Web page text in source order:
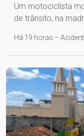
Um motociclista
de trânsito, na
Há 19 horas –